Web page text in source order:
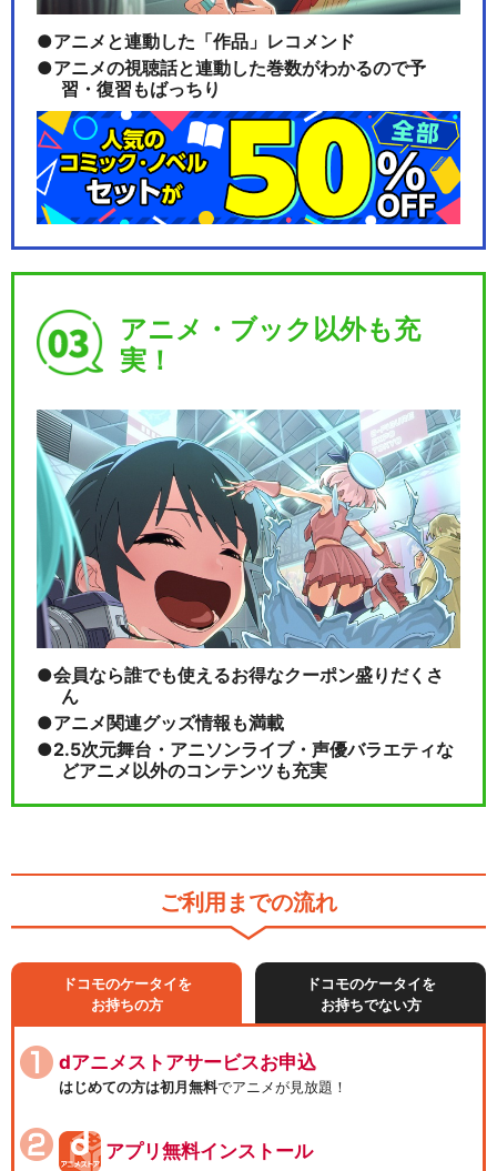
アニメと連動した「作品」レコメンド
アニメの視聴話と連動した巻数がわかるので予
習・復習もばっちり
アニメ・ブック以外も充
実！
会員なら誰でも使えるお得なクーポン盛りだくさ
ん
アニメ関連グッズ情報も満載
2.5次元舞台・アニソンライブ・声優バラエティな
どアニメ以外のコンテンツも充実
ご利用までの流れ
ドコモのケータイを
お持ちの方
ドコモのケータイを
お持ちでない方
dアニメストアサービスお申込
はじめての方は初月無料でアニメが見放題！
アプリ無料インストール